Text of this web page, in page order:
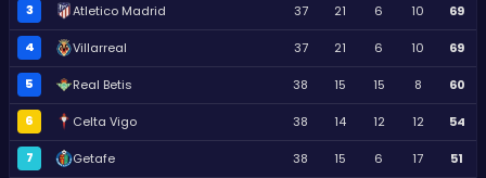
3 Atletico Madrid 37 21 6 10 69
4 Villarreal 37 21 6 10 69
5 Real Betis 38 15 15 8 60
6 Celta Vigo 38 14 12 12 54
7 Getafe 38 15 6 17 51